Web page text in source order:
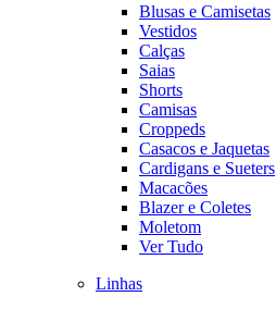
Blusas e Camisetas
Vestidos
Calças
Saias
Shorts
Camisas
Croppeds
Casacos e Jaquetas
Cardigans e Sueters
Macacões
Blazer e Coletes
Moletom
Ver Tudo
Linhas